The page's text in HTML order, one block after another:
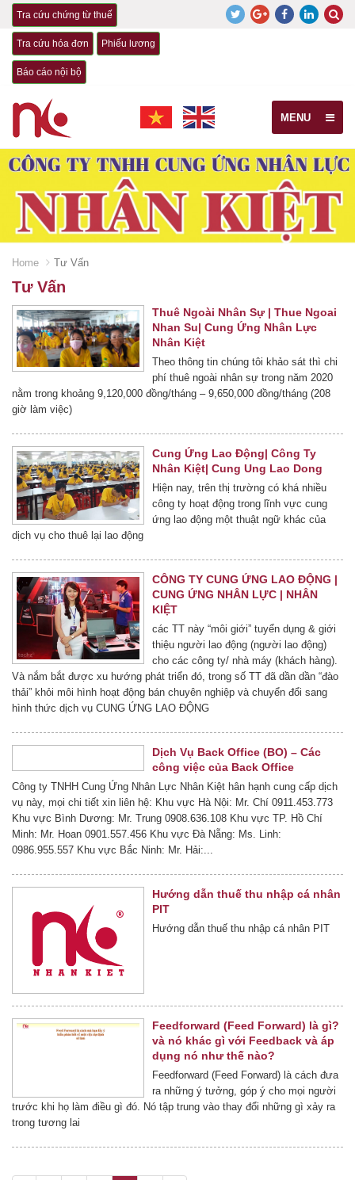
Tra cứu chứng từ thuế
Tra cứu hóa đơn Phiếu lương
Báo cáo nội bộ
MENU
Home Tư Vấn
Tư Vấn
Thuê Ngoài Nhân Sự | Thue Ngoai
Nhan Su| Cung Ứng Nhân Lực
Nhân Kiệt
Theo thông tin chúng tôi khảo sát thì chi
phí thuê ngoài nhân sự trong năm 2020
nằm trong khoảng 9,120,000 đồng/tháng – 9,650,000 đồng/tháng (208
giờ làm việc)
Cung Ứng Lao Động| Công Ty
Nhân Kiệt| Cung Ung Lao Dong
Hiện nay, trên thị trường có khá nhiều
công ty hoạt động trong lĩnh vực cung
ứng lao động một thuật ngữ khác của
dịch vụ cho thuê lại lao động
CÔNG TY CUNG ỨNG LAO ĐỘNG |
CUNG ỨNG NHÂN LỰC | NHÂN
KIỆT
các TT này “môi giới” tuyển dụng & giới
thiệu người lao động (người lao động)
cho các công ty/ nhà máy (khách hàng).
Và nắm bắt được xu hướng phát triển đó, trong số TT đã dần dần “đào
thải” khỏi môi hình hoạt động bán chuyên nghiệp và chuyển đổi sang
hình thức dịch vụ CUNG ỨNG LAO ĐỘNG
Dịch Vụ Back Office (BO) – Các
công việc của Back Office
Công ty TNHH Cung Ứng Nhân Lực Nhân Kiệt hân hạnh cung cấp dịch
vụ này, mọi chi tiết xin liên hệ: Khu vực Hà Nội: Mr. Chí 0911.453.773
Khu vực Bình Dương: Mr. Trung 0908.636.108 Khu vực TP. Hồ Chí
Minh: Mr. Hoan 0901.557.456 Khu vực Đà Nẵng: Ms. Linh:
0986.955.557 Khu vực Bắc Ninh: Mr. Hải:...
Hướng dẫn thuế thu nhập cá nhân
PIT
Hướng dẫn thuế thu nhập cá nhân PIT
Feedforward (Feed Forward) là gì?
và nó khác gì với Feedback và áp
dụng nó như thế nào?
Feedforward (Feed Forward) là cách đưa
ra những ý tưởng, góp ý cho mọi người
trước khi họ làm điều gì đó. Nó tập trung vào thay đổi những gì xảy ra
trong tương lai